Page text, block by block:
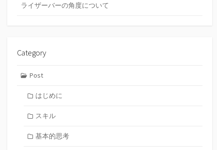
ライザーバーの角度について
Category
Post
はじめに
スキル
基本的思考